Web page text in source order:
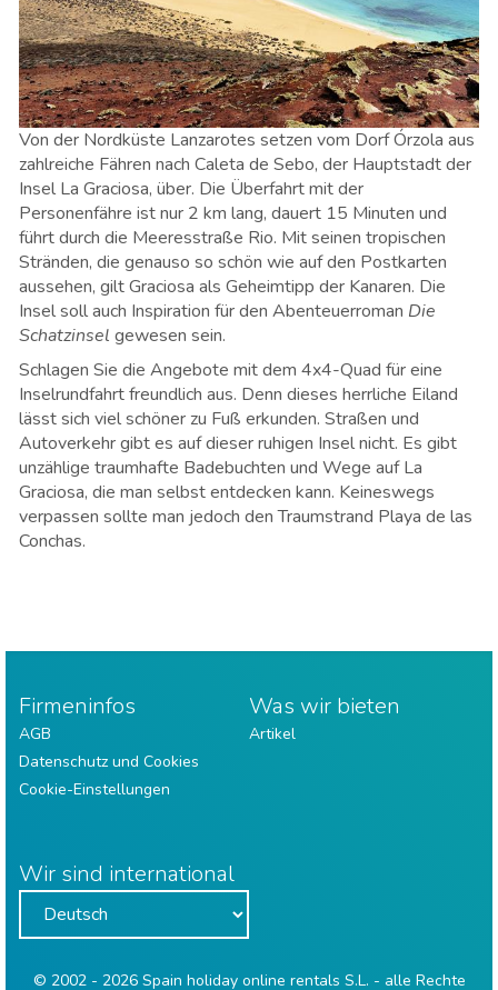
Von der Nordküste Lanzarotes setzen vom Dorf Órzola aus
zahlreiche Fähren nach Caleta de Sebo, der Hauptstadt der
Insel La Graciosa, über. Die Überfahrt mit der
Personenfähre ist nur 2 km lang, dauert 15 Minuten und
führt durch die Meeresstraße Rio. Mit seinen tropischen
Stränden, die genauso so schön wie auf den Postkarten
aussehen, gilt Graciosa als Geheimtipp der Kanaren. Die
Insel soll auch Inspiration für den Abenteuerroman Die
Schatzinsel gewesen sein.
Schlagen Sie die Angebote mit dem 4x4-Quad für eine
Inselrundfahrt freundlich aus. Denn dieses herrliche Eiland
lässt sich viel schöner zu Fuß erkunden. Straßen und
Autoverkehr gibt es auf dieser ruhigen Insel nicht. Es gibt
unzählige traumhafte Badebuchten und Wege auf La
Graciosa, die man selbst entdecken kann. Keineswegs
verpassen sollte man jedoch den Traumstrand Playa de las
Conchas.
Firmeninfos
AGB
Datenschutz und Cookies
Cookie-Einstellungen
Was wir bieten
Artikel
Wir sind international
© 2002 - 2026 Spain holiday online rentals S.L. - alle Rechte